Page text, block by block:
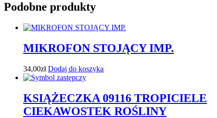
Podobne produkty
MIKROFON STOJĄCY IMP.
34,00zł Dodaj do koszyka
KSIĄŻECZKA 09116 TROPICIELE
CIEKAWOSTEK ROŚLINY